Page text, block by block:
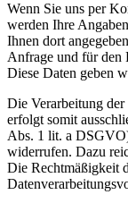
Wenn Sie uns per
werden Ihre
Ihnen dort
Anfrage und für den
Diese Daten geben
Die Verarbeitung
erfolgt somit
Abs. 1 lit. a
widerrufen. Dazu
Die Rechtmäßigkeit